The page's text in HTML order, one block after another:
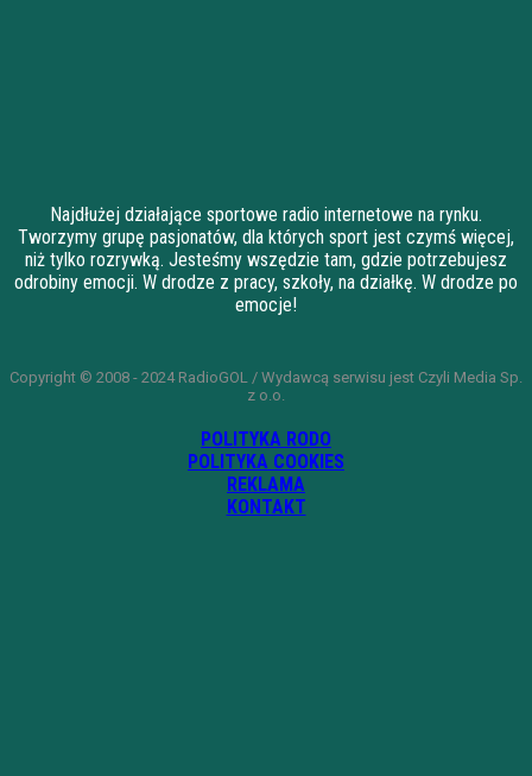
Najdłużej działające sportowe radio internetowe na rynku.
Tworzymy grupę pasjonatów, dla których sport jest czymś więcej,
niż tylko rozrywką. Jesteśmy wszędzie tam, gdzie potrzebujesz
odrobiny emocji. W drodze z pracy, szkoły, na działkę. W drodze po
emocje!
Copyright © 2008 - 2024 RadioGOL / Wydawcą serwisu jest Czyli Media Sp.
z o.o.
POLITYKA RODO
POLITYKA COOKIES
REKLAMA
KONTAKT